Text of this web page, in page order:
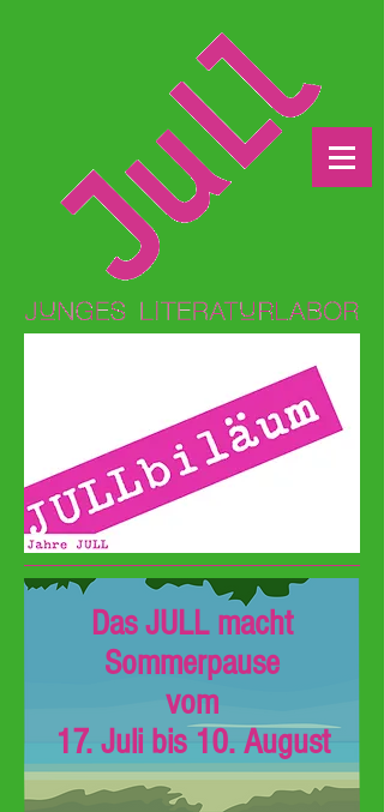
Das JULL macht
Sommerpause
vom
17. Juli bis 10. August